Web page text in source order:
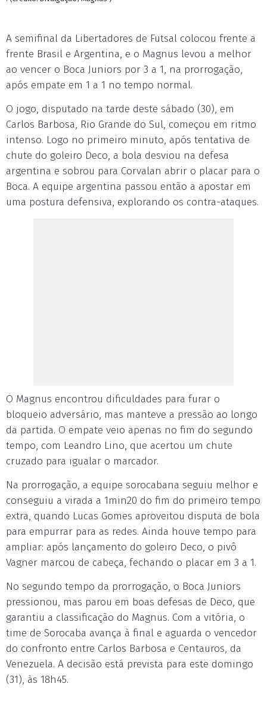
A semifinal da Libertadores de Futsal colocou frente a
frente Brasil e Argentina, e o Magnus levou a melhor
ao vencer o Boca Juniors por 3 a 1, na prorrogação,
após empate em 1 a 1 no tempo normal.
O jogo, disputado na tarde deste sábado (30), em
Carlos Barbosa, Rio Grande do Sul, começou em ritmo
intenso. Logo no primeiro minuto, após tentativa de
chute do goleiro Deco, a bola desviou na defesa
argentina e sobrou para Corvalan abrir o placar para o
Boca. A equipe argentina passou então a apostar em
uma postura defensiva, explorando os contra-ataques.
O Magnus encontrou dificuldades para furar o
bloqueio adversário, mas manteve a pressão ao longo
da partida. O empate veio apenas no fim do segundo
tempo, com Leandro Lino, que acertou um chute
cruzado para igualar o marcador.
Na prorrogação, a equipe sorocabana seguiu melhor e
conseguiu a virada a 1min20 do fim do primeiro tempo
extra, quando Lucas Gomes aproveitou disputa de bola
para empurrar para as redes. Ainda houve tempo para
ampliar: após lançamento do goleiro Deco, o pivô
Vagner marcou de cabeça, fechando o placar em 3 a 1.
No segundo tempo da prorrogação, o Boca Juniors
pressionou, mas parou em boas defesas de Deco, que
garantiu a classificação do Magnus. Com a vitória, o
time de Sorocaba avança à final e aguarda o vencedor
do confronto entre Carlos Barbosa e Centauros, da
Venezuela. A decisão está prevista para este domingo
(31), às 18h45.